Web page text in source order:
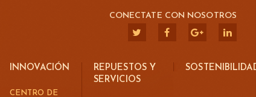
CONECTATE CON NOSOTROS
INNOVACIÓN
CENTRO DE
REPUESTOS Y
SERVICIOS